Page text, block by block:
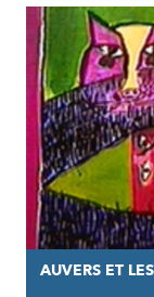
AUVERS ET